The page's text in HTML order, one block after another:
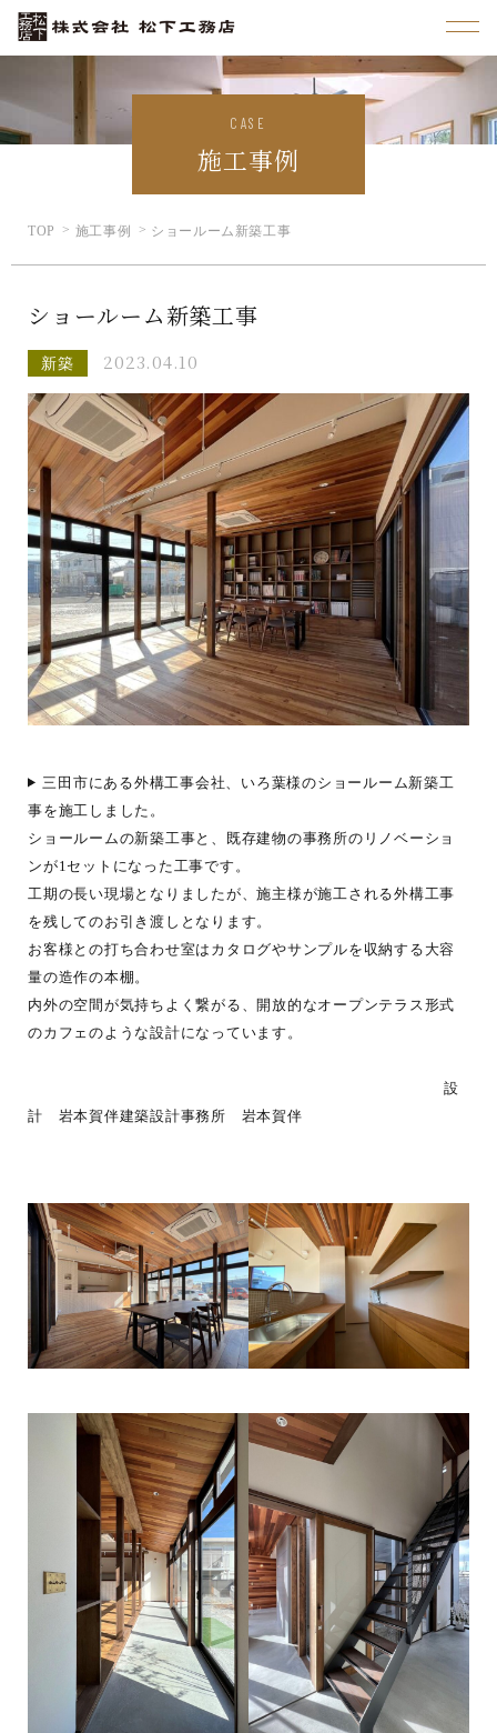
CASE
施工事例
TOP 施工事例 ショールーム新築工事
ショールーム新築工事
新築 2023.04.10
三田市にある外構工事会社、いろ葉様のショールーム新築工
事を施工しました。
ショールームの新築工事と、既存建物の事務所のリノベーショ
ンが1セットになった工事です。
工期の長い現場となりましたが、施主様が施工される外構工事
を残してのお引き渡しとなります。
お客様との打ち合わせ室はカタログやサンプルを収納する大容
量の造作の本棚。
内外の空間が気持ちよく繋がる、開放的なオープンテラス形式
のカフェのような設計になっています。
設
計 岩本賀伴建築設計事務所 岩本賀伴